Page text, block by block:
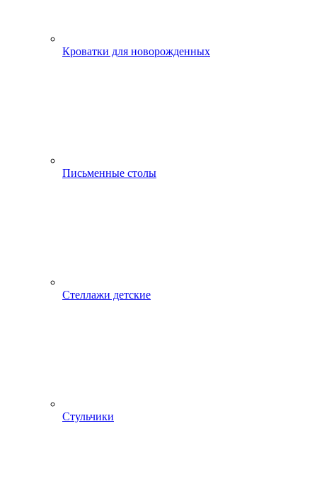
Кроватки для новорожденных
Письменные столы
Стеллажи детские
Стульчики